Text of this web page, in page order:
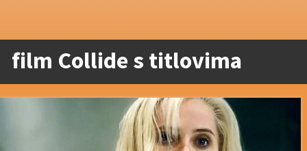
film Collide s titlovima